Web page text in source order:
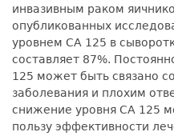
инвазивным раком
опубликованных
уровнем СА 125 в
составляет 87%.
125 может быть связано
заболевания и плохим
снижение уровня СА 125
пользу эффективности